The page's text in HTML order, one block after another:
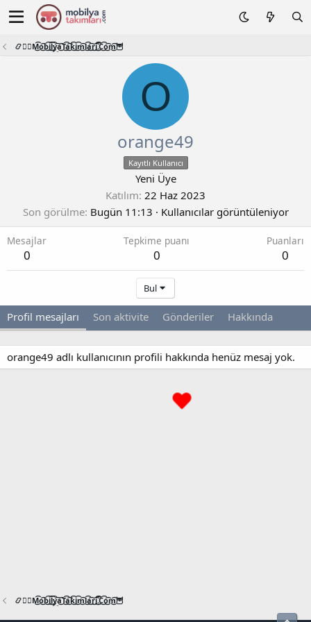
📿🧙‍♂️M͜͡o͜͡b͜͡i͜͡l͜͡y͜͡a͜͡T͜͡a͜͡k͜͡i͜͡m͜͡l͜͡a͜͡r͜͡i͜͡.͜͡C͜͡o͜͡m͜͡🦉
O
orange49
Kayıtlı Kullanıcı
Yeni Üye
Katılım 22 Haz 2023
Son görülme Bugün 11:13 · Kullanıcılar görüntüleniyor
Mesajlar
0
Tepkime puanı
0
Puanları
0
Bul
Profil mesajları Son aktivite Gönderiler Hakkında
orange49 adlı kullanıcının profili hakkında henüz mesaj yok.
📿🧙‍♂️M͜͡o͜͡b͜͡i͜͡l͜͡y͜͡a͜͡T͜͡a͜͡k͜͡i͜͡m͜͡l͜͡a͜͡r͜͡i͜͡.͜͡C͜͡o͜͡m͜͡🦉